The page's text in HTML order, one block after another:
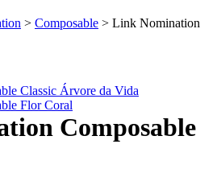
> Composable > Link Nomination
Classic Árvore da Vida
Flor Coral
Composable